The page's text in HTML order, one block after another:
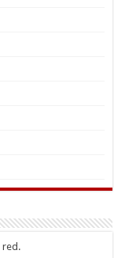
red.